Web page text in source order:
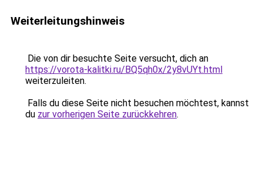
Weiterleitungshinweis
Die von dir besuchte Seite versucht, dich an
https://vorota-kalitki.ru/BQ5qh0x/2y8vUYt.html
weiterzuleiten.
Falls du diese Seite nicht besuchen möchtest, kannst
du zur vorherigen Seite zurückkehren.